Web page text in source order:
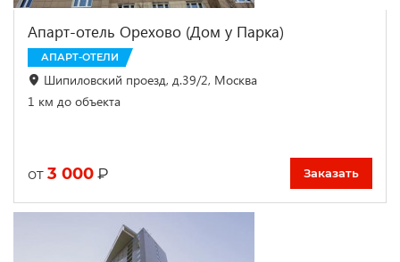
Апарт-отель Oрехово (Дом у Парка)
АПАРТ-ОТЕЛИ
Шипиловский проезд, д.39/2, Москва
1 км до объекта
от 3 000 ₽ Заказать